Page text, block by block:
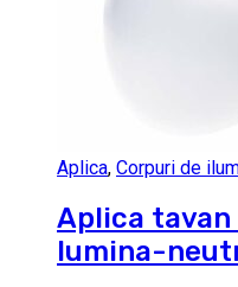
Aplica, Corpuri de
Aplica tavan
lumina-